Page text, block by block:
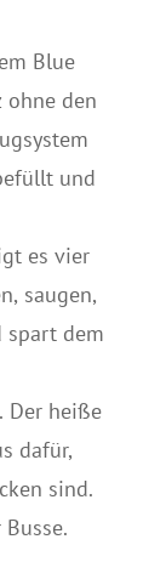
Blue
ohne den
und
es vier
saugen,
spart dem
Der heiße
dafür,
sind.